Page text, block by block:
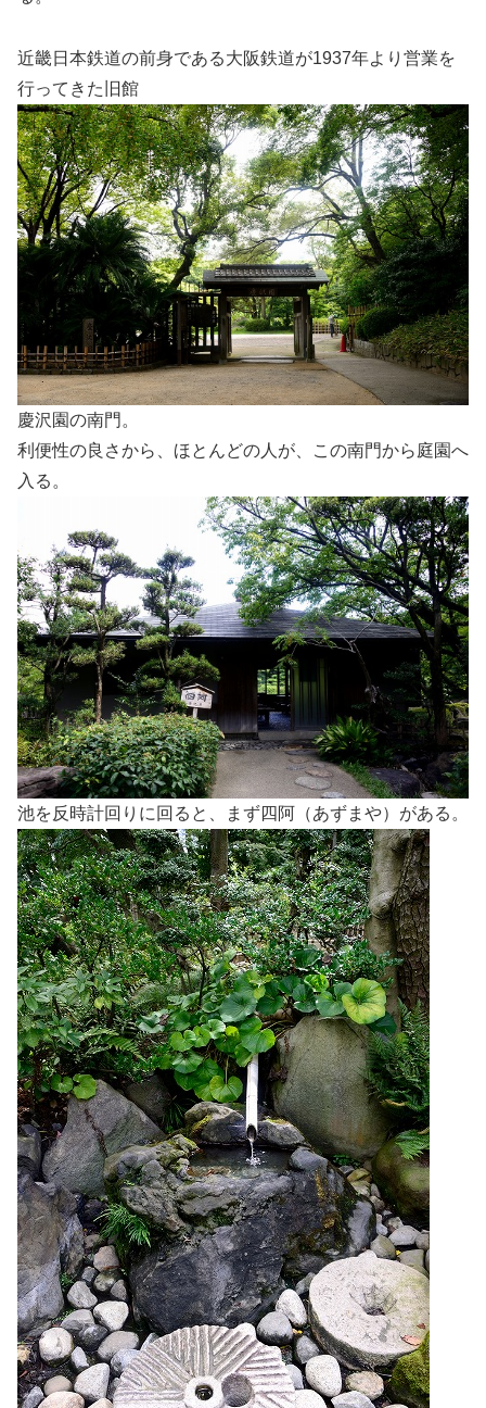
近畿日本鉄道の前身である大阪鉄道が1937年より営業を
行ってきた旧館
慶沢園の南門。
利便性の良さから、ほとんどの人が、この南門から庭園へ
入る。
池を反時計回りに回ると、まず四阿（あずまや）がある。